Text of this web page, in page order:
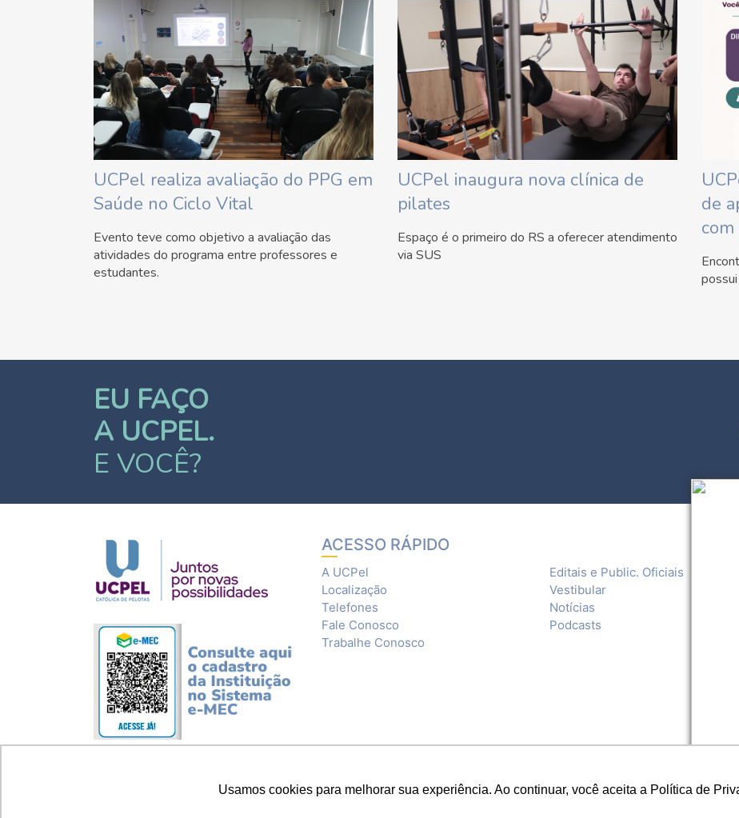
Usamos cookies para melhorar sua experiência. Ao continuar, você aceita a Política de
UCPel realiza avaliação do PPG em
Saúde no Ciclo Vital
Evento teve como objetivo a avaliação das
atividades do programa entre professores e
estudantes.
UCPel inaugura nova clínica de
pilates
Espaço é o primeiro do RS a oferecer atendimento
via SUS
de
EU FAÇO
A UCPEL.
E VOCÊ?
ACESSO RÁPIDO
A UCPel
Localização
Telefones
Fale Conosco
Trabalhe Conosco
Editais e Public. Oficiais
Vestibular
Notícias
Podcasts